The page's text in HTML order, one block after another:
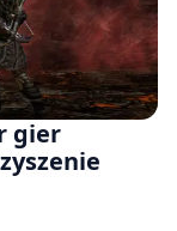
gier